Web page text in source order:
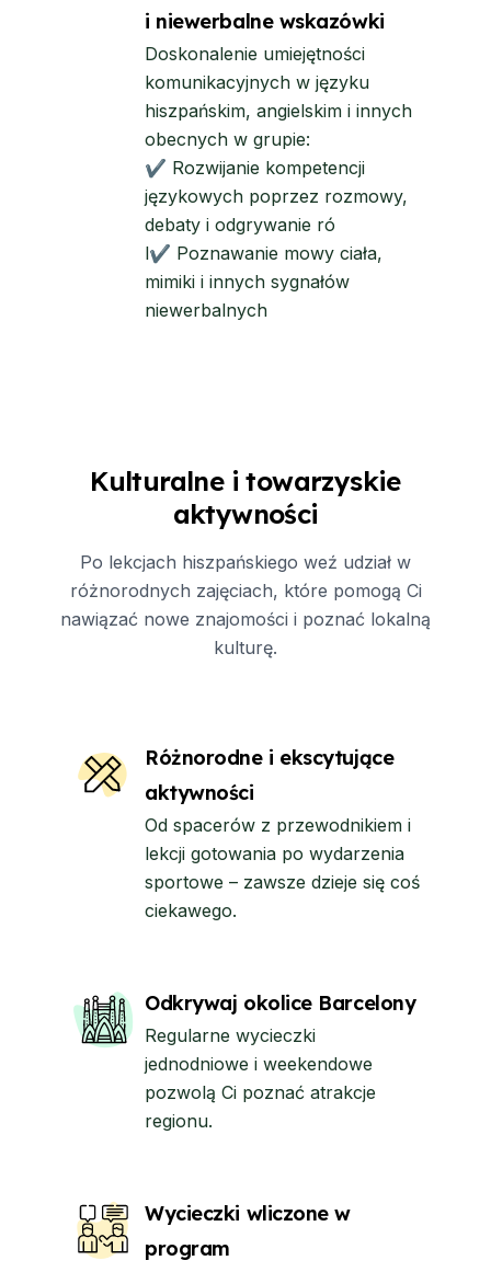
i niewerbalne wskazówki
Doskonalenie umiejętności
komunikacyjnych w języku
hiszpańskim, angielskim i innych
obecnych w grupie:
✔ Rozwijanie kompetencji
językowych poprzez rozmowy,
debaty i odgrywanie ró
l✔ Poznawanie mowy ciała,
mimiki i innych sygnałów
niewerbalnych
Kulturalne i towarzyskie
aktywności
Po lekcjach hiszpańskiego weź udział w
różnorodnych zajęciach, które pomogą Ci
nawiązać nowe znajomości i poznać lokalną
kulturę.
Różnorodne i ekscytujące
aktywności
Od spacerów z przewodnikiem i
lekcji gotowania po wydarzenia
sportowe – zawsze dzieje się coś
ciekawego.
Odkrywaj okolice Barcelony
Regularne wycieczki
jednodniowe i weekendowe
pozwolą Ci poznać atrakcje
regionu.
Wycieczki wliczone w
program